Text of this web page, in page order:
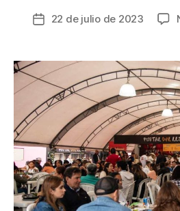
Fecha
entrada
22 de julio de 2023